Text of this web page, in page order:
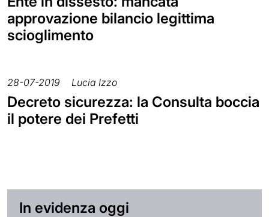
approvazione bilancio legittima
scioglimento
28-07-2019 Lucia Izzo
Decreto sicurezza: la Consulta boccia
il potere dei Prefetti
In evidenza oggi